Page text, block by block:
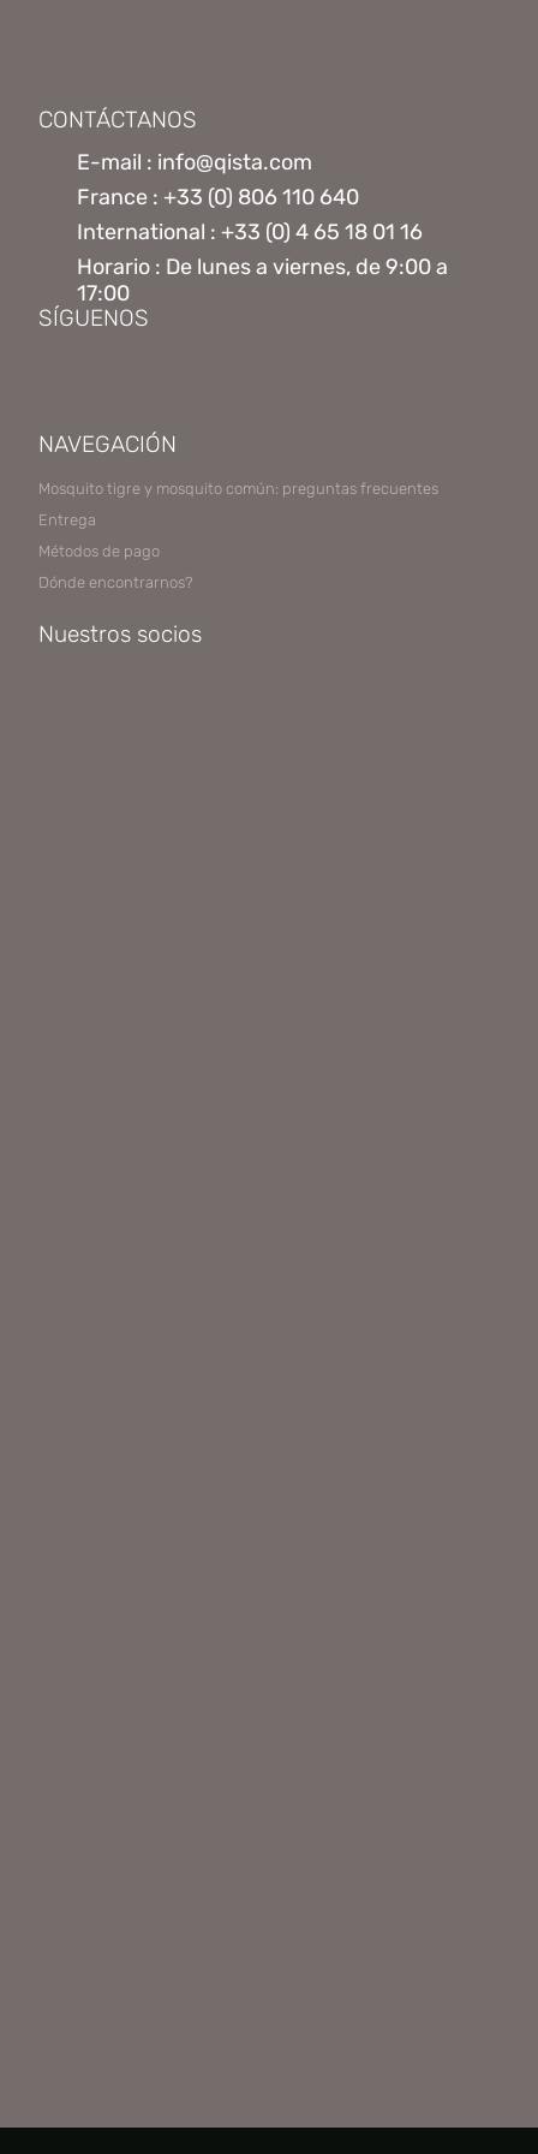
CONTÁCTANOS
E-mail : info@qista.com
France : +33 (0) 806 110 640
International : +33 (0) 4 65 18 01 16
Horario : De lunes a viernes, de 9:00 a
17:00
SÍGUENOS
NAVEGACIÓN
Mosquito tigre y mosquito común: preguntas frecuentes
Entrega
Métodos de pago
Dónde encontrarnos?
Nuestros socios